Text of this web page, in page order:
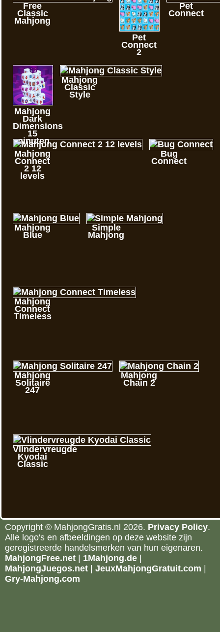
Free
Classic
Mahjong
Pet
Connect
2
Pet
Connect
Mahjong
Dark
Dimensions
15
minuten
Mahjong
Classic
Style
Mahjong
Connect
2 12
levels
Bug
Connect
Mahjong
Blue
Simple
Mahjong
Mahjong
Connect
Timeless
Mahjong
Solitaire
247
Mahjong
Chain 2
Vlindervreugde
Kyodai
Classic
Copyright © MahjongGratis.nl 2026. Privacy Policy.
Alle logo's en afbeeldingen op deze website zijn
geregistreerde handelsmerken van hun eigenaren.
MahjongFree.net | 1Mahjong.de |
MahjongJuegos.net | JeuxMahjongGratuit.com |
Gry-Mahjong.com